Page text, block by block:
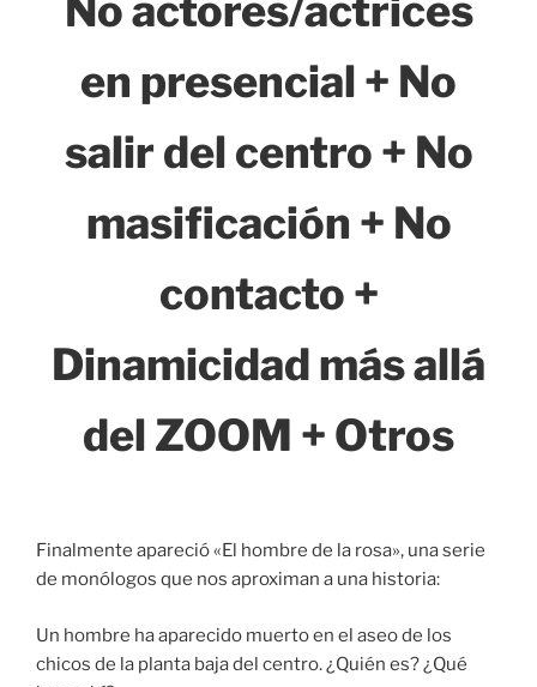
No actores/actrices
en presencial + No
salir del centro + No
masificación + No
contacto +
Dinamicidad más allá
del ZOOM + Otros
Finalmente apareció «El hombre de la rosa», una serie
de monólogos que nos aproximan a una historia:
Un hombre ha aparecido muerto en el aseo de los
chicos de la planta baja del centro. ¿Quién es? ¿Qué